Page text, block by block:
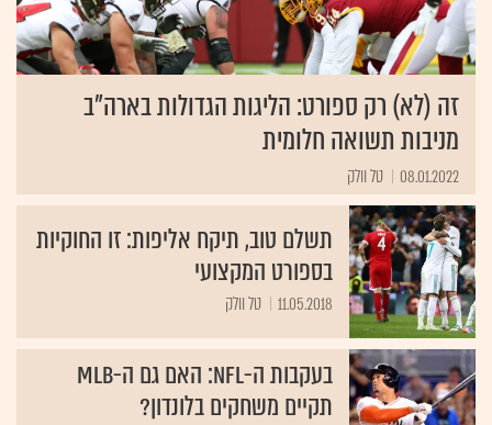
זה (לא) רק ספורט: הליגות הגדולות בארה”ב
מניבות תשואה חלומית
08.01.2022 טל וולק
תשלם טוב, תיקח אליפות: זו החוקיות
בספורט המקצועי
11.05.2018 טל וולק
בעקבות ה-NFL: האם גם ה-MLB
תקיים משחקים בלונדון?